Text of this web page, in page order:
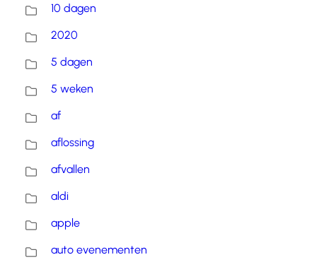
10 dagen
2020
5 dagen
5 weken
af
aflossing
afvallen
aldi
apple
auto evenementen